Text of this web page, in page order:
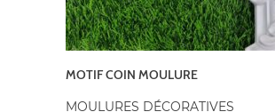
MOTIF COIN MOULURE
MOULURES DÉCORATIVES